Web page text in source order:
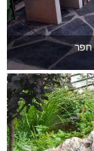
חפר